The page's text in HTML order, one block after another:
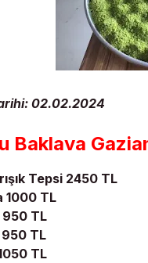
02.02.2024
Baklava
Tepsi 2450 TL
1000 TL
950 TL
950 TL
TL